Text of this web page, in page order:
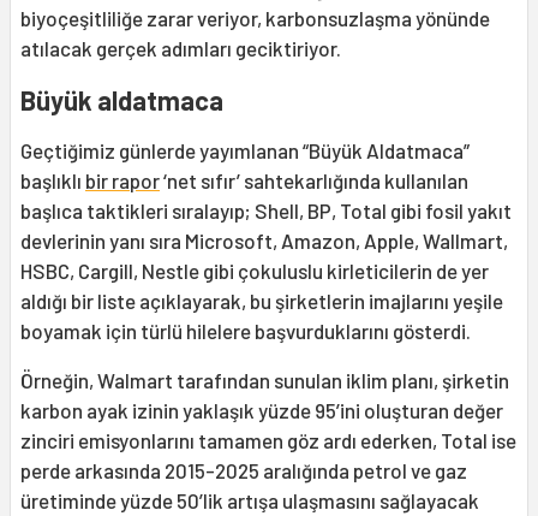
biyoçeşitliliğe zarar veriyor, karbonsuzlaşma yönünde
atılacak gerçek adımları geciktiriyor.
Büyük aldatmaca
Geçtiğimiz günlerde yayımlanan “Büyük Aldatmaca”
başlıklı bir rapor‘net sıfır’ sahtekarlığında kullanılan
başlıca taktikleri sıralayıp; Shell, BP, Total gibi fosil yakıt
devlerinin yanı sıra Microsoft, Amazon, Apple, Wallmart,
HSBC, Cargill, Nestle gibi çokuluslu kirleticilerin de yer
aldığı bir liste açıklayarak, bu şirketlerin imajlarını yeşile
boyamak için türlü hilelere başvurduklarını gösterdi.
Örneğin, Walmart tarafından sunulan iklim planı, şirketin
karbon ayak izinin yaklaşık yüzde 95’ini oluşturan değer
zinciri emisyonlarını tamamen göz ardı ederken, Total ise
perde arkasında 2015-2025 aralığında petrol ve gaz
üretiminde yüzde 50’lik artışa ulaşmasını sağlayacak